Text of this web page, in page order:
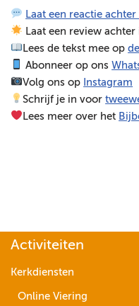
l
e
r
Laat een reactie
Laat een review
Lees de tekst mee op
Abonneer op ons
Volg ons op Instagram
Schrijf je in voor
Lees meer over het
Activiteiten
Kerkdiensten
Online Viering